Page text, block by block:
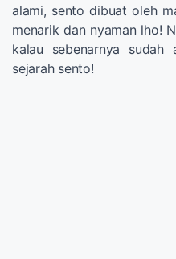
alami, sento dibuat oleh
menarik dan nyaman lho!
kalau sebenarnya
sejarah sento!